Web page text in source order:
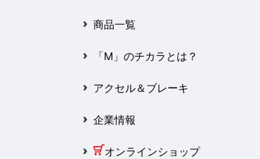
2025年1月
2024年12月
2024年11月
商品一覧
「M」のチカラとは？
アクセル＆ブレーキ
企業情報
オンラインショップ